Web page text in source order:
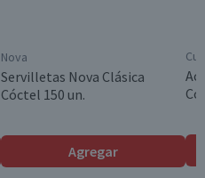
Nova
Servilletas Nova Clásica
Cóctel 150 un.
Agregar